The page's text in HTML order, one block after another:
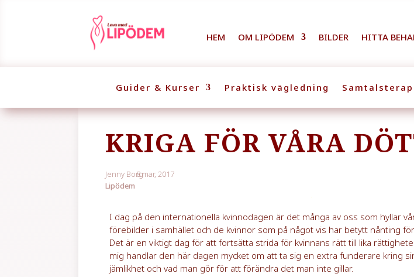
HEM OM LIPÖDEM BILDER HITTA
Guider & Kurser Praktisk vägledning
KRIGA FÖR VÅRA
Jenny Borg8 mar, 2017
Lipödem
I dag på den internationella kvinnodagen är det många av oss som hyllar
förebilder i samhället och de kvinnor som på något vis har betytt nånting
Det är en viktigt dag för att fortsätta strida för kvinnans rätt till lika
mig handlar den här dagen mycket om att ta sig en extra funderare kring
jämlikhet och vad man gör för att förändra det man inte gillar.